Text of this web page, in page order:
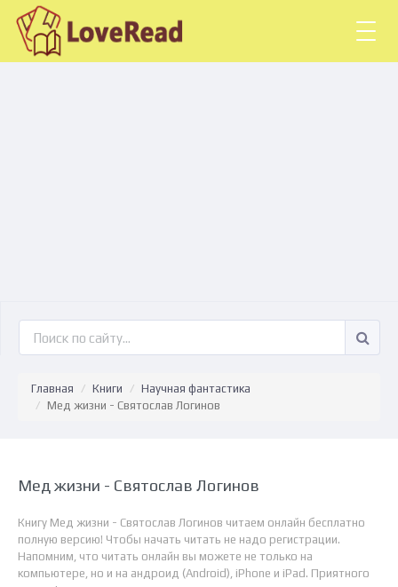
Главная Книги
Научная фантастика
Мед жизни - Святослав Логинов
Мед жизни - Святослав Логинов
Книгу Мед жизни - Святослав Логинов читаем онлайн бесплатно
полную версию! Чтобы начать читать не надо регистрации.
Напомним, что читать онлайн вы можете не только на
компьютере, но и на андроид (Android), iPhone и iPad. Приятного